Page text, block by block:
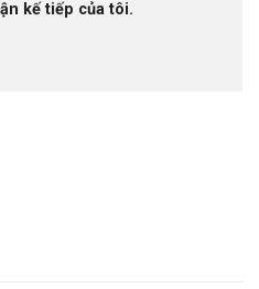
kế tiếp của tôi.